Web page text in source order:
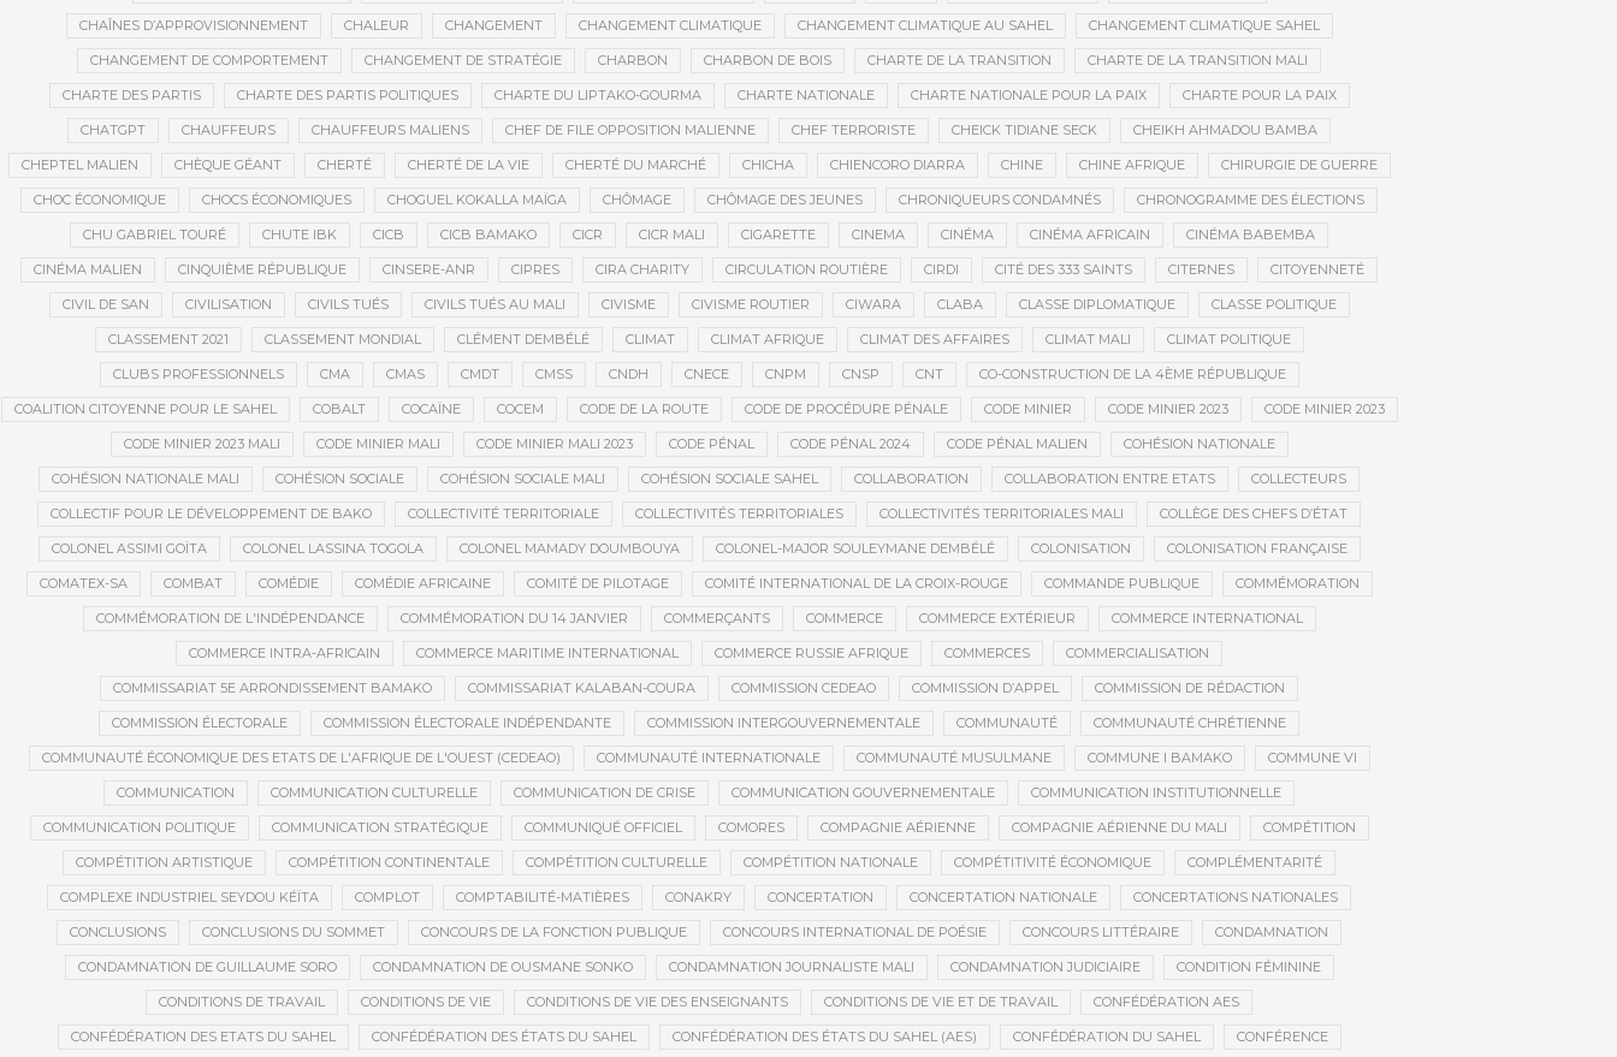
CHAÎNES D’APPROVISIONNEMENT CHALEUR CHANGEMENT CHANGEMENT CLIMATIQUE CHANGEMENT CLIMATIQUE AU SAHEL CHANGEMENT CLIMATIQUE SAHEL
CHANGEMENT DE COMPORTEMENT CHANGEMENT DE STRATÉGIE CHARBON CHARBON DE BOIS CHARTE DE LA TRANSITION CHARTE DE LA TRANSITION MALI
CHARTE DES PARTIS CHARTE DES PARTIS POLITIQUES CHARTE DU LIPTAKO-GOURMA CHARTE NATIONALE CHARTE NATIONALE POUR LA PAIX CHARTE POUR LA PAIX
CHATGPT CHAUFFEURS CHAUFFEURS MALIENS CHEF DE FILE OPPOSITION MALIENNE CHEF TERRORISTE CHEICK TIDIANE SECK CHEIKH AHMADOU BAMBA
CHEPTEL MALIEN CHÈQUE GÉANT CHERTÉ CHERTÉ DE LA VIE CHERTÉ DU MARCHÉ CHICHA CHIENCORO DIARRA CHINE CHINE AFRIQUE CHIRURGIE DE GUERRE
CHOC ÉCONOMIQUE CHOCS ÉCONOMIQUES CHOGUEL KOKALLA MAÏGA CHÔMAGE CHÔMAGE DES JEUNES CHRONIQUEURS CONDAMNÉS CHRONOGRAMME DES ÉLECTIONS
CHU GABRIEL TOURÉ CHUTE IBK CICB CICB BAMAKO CICR CICR MALI CIGARETTE CINEMA CINÉMA CINÉMA AFRICAIN CINÉMA BABEMBA
CINÉMA MALIEN CINQUIÈME RÉPUBLIQUE CINSERE-ANR CIPRES CIRA CHARITY CIRCULATION ROUTIÈRE CIRDI CITÉ DES 333 SAINTS CITERNES CITOYENNETÉ
CIVIL DE SAN CIVILISATION CIVILS TUÉS CIVILS TUÉS AU MALI CIVISME CIVISME ROUTIER CIWARA CLABA CLASSE DIPLOMATIQUE CLASSE POLITIQUE
CLASSEMENT 2021 CLASSEMENT MONDIAL CLÉMENT DEMBÉLÉ CLIMAT CLIMAT AFRIQUE CLIMAT DES AFFAIRES CLIMAT MALI CLIMAT POLITIQUE
CLUBS PROFESSIONNELS CMA CMAS CMDT CMSS CNDH CNECE CNPM CNSP CNT CO-CONSTRUCTION DE LA 4ÈME RÉPUBLIQUE
COALITION CITOYENNE POUR LE SAHEL COBALT COCAÏNE COCEM CODE DE LA ROUTE CODE DE PROCÉDURE PÉNALE CODE MINIER CODE MINIER 2023 CODE MINIER 2023
CODE MINIER 2023 MALI CODE MINIER MALI CODE MINIER MALI 2023 CODE PÉNAL CODE PÉNAL 2024 CODE PÉNAL MALIEN COHÉSION NATIONALE
COHÉSION NATIONALE MALI COHÉSION SOCIALE COHÉSION SOCIALE MALI COHÉSION SOCIALE SAHEL COLLABORATION COLLABORATION ENTRE ETATS COLLECTEURS
COLLECTIF POUR LE DÉVELOPPEMENT DE BAKO COLLECTIVITÉ TERRITORIALE COLLECTIVITÉS TERRITORIALES COLLECTIVITÉS TERRITORIALES MALI COLLÈGE DES CHEFS D’ÉTAT
COLONEL ASSIMI GOÏTA COLONEL LASSINA TOGOLA COLONEL MAMADY DOUMBOUYA COLONEL-MAJOR SOULEYMANE DEMBÉLÉ COLONISATION COLONISATION FRANÇAISE
COMATEX-SA COMBAT COMÉDIE COMÉDIE AFRICAINE COMITÉ DE PILOTAGE COMITÉ INTERNATIONAL DE LA CROIX-ROUGE COMMANDE PUBLIQUE COMMÉMORATION
COMMÉMORATION DE L'INDÉPENDANCE COMMÉMORATION DU 14 JANVIER COMMERÇANTS COMMERCE COMMERCE EXTÉRIEUR COMMERCE INTERNATIONAL
COMMERCE INTRA-AFRICAIN COMMERCE MARITIME INTERNATIONAL COMMERCE RUSSIE AFRIQUE COMMERCES COMMERCIALISATION
COMMISSARIAT 5E ARRONDISSEMENT BAMAKO COMMISSARIAT KALABAN-COURA COMMISSION CEDEAO COMMISSION D’APPEL COMMISSION DE RÉDACTION
COMMISSION ÉLECTORALE COMMISSION ÉLECTORALE INDÉPENDANTE COMMISSION INTERGOUVERNEMENTALE COMMUNAUTÉ COMMUNAUTÉ CHRÉTIENNE
COMMUNAUTÉ ÉCONOMIQUE DES ETATS DE L'AFRIQUE DE L'OUEST (CEDEAO) COMMUNAUTÉ INTERNATIONALE COMMUNAUTÉ MUSULMANE COMMUNE I BAMAKO COMMUNE VI
COMMUNICATION COMMUNICATION CULTURELLE COMMUNICATION DE CRISE COMMUNICATION GOUVERNEMENTALE COMMUNICATION INSTITUTIONNELLE
COMMUNICATION POLITIQUE COMMUNICATION STRATÉGIQUE COMMUNIQUÉ OFFICIEL COMORES COMPAGNIE AÉRIENNE COMPAGNIE AÉRIENNE DU MALI COMPÉTITION
COMPÉTITION ARTISTIQUE COMPÉTITION CONTINENTALE COMPÉTITION CULTURELLE COMPÉTITION NATIONALE COMPÉTITIVITÉ ÉCONOMIQUE COMPLÉMENTARITÉ
COMPLEXE INDUSTRIEL SEYDOU KÉÏTA COMPLOT COMPTABILITÉ-MATIÈRES CONAKRY CONCERTATION CONCERTATION NATIONALE CONCERTATIONS NATIONALES
CONCLUSIONS CONCLUSIONS DU SOMMET CONCOURS DE LA FONCTION PUBLIQUE CONCOURS INTERNATIONAL DE POÉSIE CONCOURS LITTÉRAIRE CONDAMNATION
CONDAMNATION DE GUILLAUME SORO CONDAMNATION DE OUSMANE SONKO CONDAMNATION JOURNALISTE MALI CONDAMNATION JUDICIAIRE CONDITION FÉMININE
CONDITIONS DE TRAVAIL CONDITIONS DE VIE CONDITIONS DE VIE DES ENSEIGNANTS CONDITIONS DE VIE ET DE TRAVAIL CONFÉDÉRATION AES
CONFÉDÉRATION DES ETATS DU SAHEL CONFÉDÉRATION DES ÉTATS DU SAHEL CONFÉDÉRATION DES ÉTATS DU SAHEL (AES) CONFÉDÉRATION DU SAHEL CONFÉRENCE